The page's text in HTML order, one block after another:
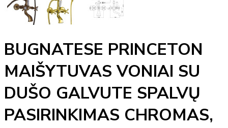
BUGNATESE PRINCETON
MAIŠYTUVAS VONIAI SU
DUŠO GALVUTE SPALVŲ
PASIRINKIMAS CHROMAS,